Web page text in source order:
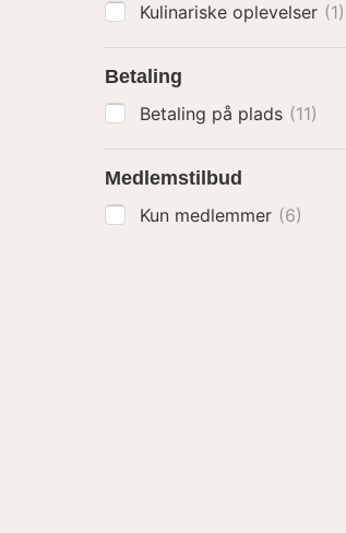
Kulinariske oplevelser (1)
Betaling
Betaling på plads (11)
Medlemstilbud
Kun medlemmer (6)